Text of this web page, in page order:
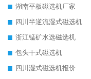
湖南平板磁选机厂家
四川半逆流湿式磁选机
浙江锰矿水选磁选机
包头干式磁选机
四川湿式磁选机报价